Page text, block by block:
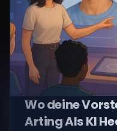
Wo deine
Arting AIs KI